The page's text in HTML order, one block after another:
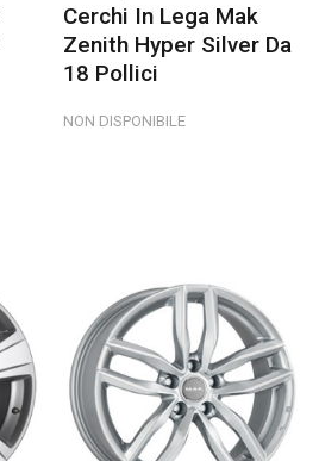
Cerchi In Lega Mak
Zenith Hyper Silver Da
18 Pollici
NON DISPONIBILE